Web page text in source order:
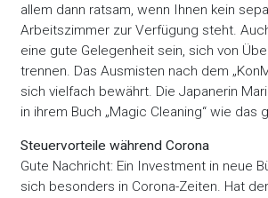
allem dann ratsam, wenn Ihnen kein
Arbeitszimmer zur Verfügung steht.
eine gute Gelegenheit sein, sich von
trennen. Das Ausmisten nach dem
sich vielfach bewährt. Die Japanerin
in ihrem Buch „Magic Cleaning“ wie das
Steuervorteile während Corona
Gute Nachricht: Ein Investment in neue
sich besonders in Corona-Zeiten. Hat